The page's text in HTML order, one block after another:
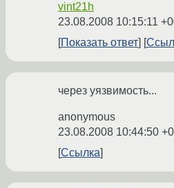
vint21h
23.08.2008 10:15:11
Показать ответ
через уязвимость...
anonymous
23.08.2008 10:44:50
Ссылка